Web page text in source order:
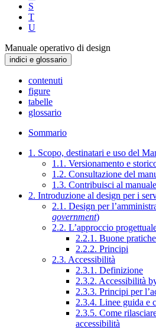
S
T
U
Manuale operativo di design
indici e glossario
contenuti
figure
tabelle
glossario
Sommario
1. Scopo, destinatari e uso del
1.1. Versionamento e
1.2. Consultazione del
1.3. Contribuisci al manuale
2. Introduzione al design per i
2.1. Design per
government)
2.2. L’approccio
2.2.1. Buone pratiche
2.2.2. Principi
2.3. Accessibilità
2.3.1. Definizione
2.3.2. Accessibilità
2.3.3. Principi per
2.3.4. Linee guida e
2.3.5. Come
accessibilità